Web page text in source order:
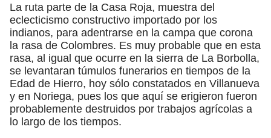
La ruta parte de la Casa Roja, muestra del
eclecticismo constructivo importado por los
indianos, para adentrarse en la campa que corona
la rasa de Colombres. Es muy probable que en esta
rasa, al igual que ocurre en la sierra de La Borbolla,
se levantaran túmulos funerarios en tiempos de la
Edad de Hierro, hoy sólo constatados en Villanueva
y en Noriega, pues los que aquí se erigieron fueron
probablemente destruidos por trabajos agrícolas a
lo largo de los tiempos.